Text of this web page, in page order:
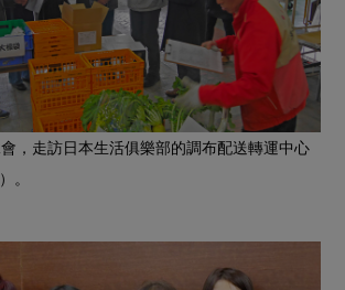
，走訪日本生活俱樂部的調布配送轉運中心
。